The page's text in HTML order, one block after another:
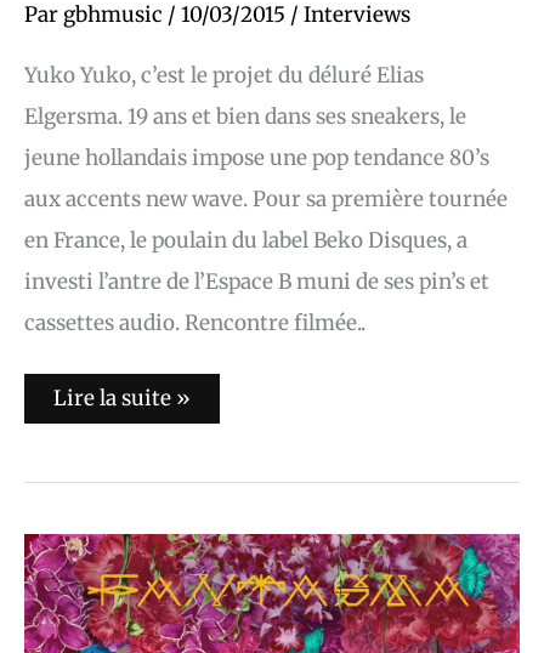
Par gbhmusic / 10/03/2015 / Interviews
Yuko Yuko, c’est le projet du déluré Elias
Elgersma. 19 ans et bien dans ses sneakers, le
jeune hollandais impose une pop tendance 80’s
aux accents new wave. Pour sa première tournée
en France, le poulain du label Beko Disques, a
investi l’antre de l’Espace B muni de ses pin’s et
cassettes audio. Rencontre filmée..
Lire la suite »
Fantasma
:
« Free
Love »
(Streaming)